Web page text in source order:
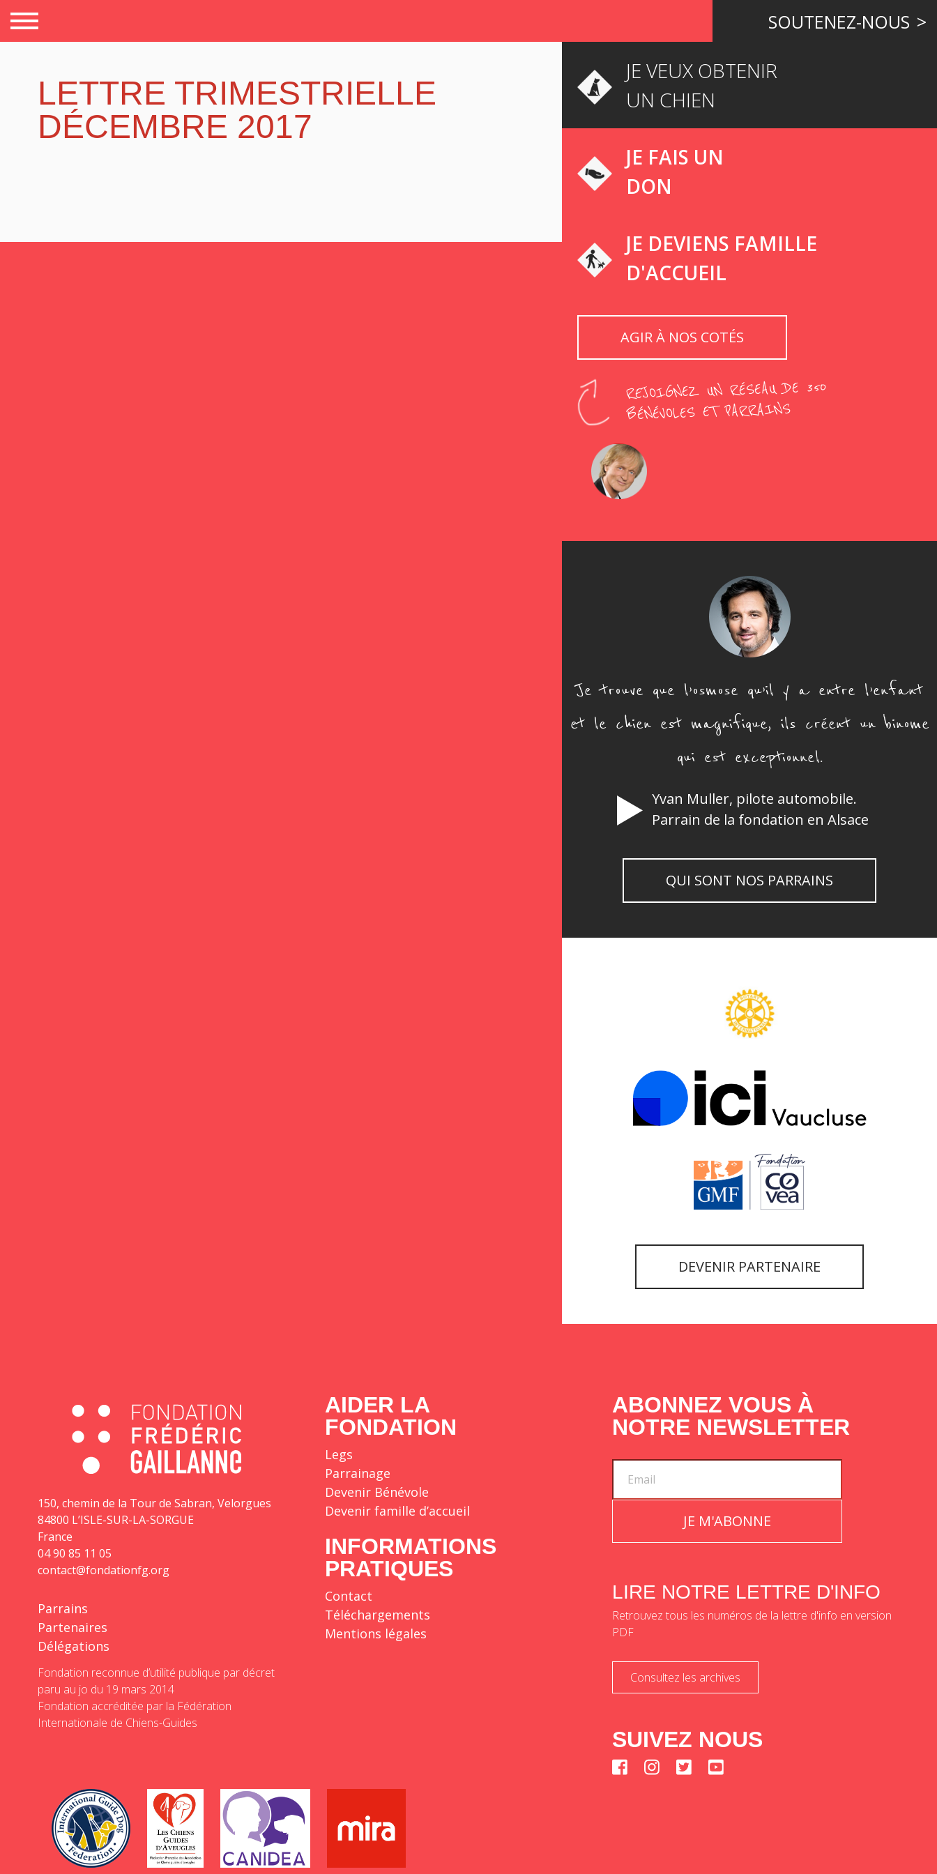
SOUTENEZ-NOUS
LETTRE TRIMESTRIELLE
DÉCEMBRE 2017
JE VEUX OBTENIR
UN CHIEN
JE FAIS UN
DON
JE DEVIENS FAMILLE
D'ACCUEIL
AGIR À NOS COTÉS
REJOIGNEZ UN RÉSEAU DE 350
BÉNÉVOLES ET PARRAINS
Je trouve que l’osmose qu’il y a entre l’enfant
et le chien est magnifique, ils créent un binome
qui est exceptionnel.
Yvan Muller, pilote automobile.
Parrain de la fondation en Alsace
QUI SONT NOS PARRAINS
DEVENIR PARTENAIRE
150, chemin de la Tour de Sabran, Velorgues
84800 L’ISLE-SUR-LA-SORGUE
France
04 90 85 11 05
contact@fondationfg.org
Parrains
Partenaires
Délégations
Fondation reconnue d’utilité publique par décret
paru au jo du 19 mars 2014
Fondation accréditée par la Fédération
Internationale de Chiens-Guides
AIDER LA
FONDATION
Legs
Parrainage
Devenir Bénévole
Devenir famille d’accueil
INFORMATIONS
PRATIQUES
Contact
Téléchargements
Mentions légales
ABONNEZ VOUS À
NOTRE NEWSLETTER
JE M'ABONNE
LIRE NOTRE LETTRE D'INFO
Retrouvez tous les numéros de la lettre d'info en version
PDF
Consultez les archives
SUIVEZ NOUS